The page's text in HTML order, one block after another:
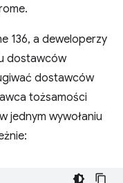
136, a deweloperzy
dostawców
dostawców
tożsamości
jednym wywołaniu